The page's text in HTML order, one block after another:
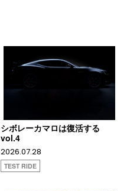
シボレーカマロは復活する
vol.4
2026.07.28
TEST RIDE